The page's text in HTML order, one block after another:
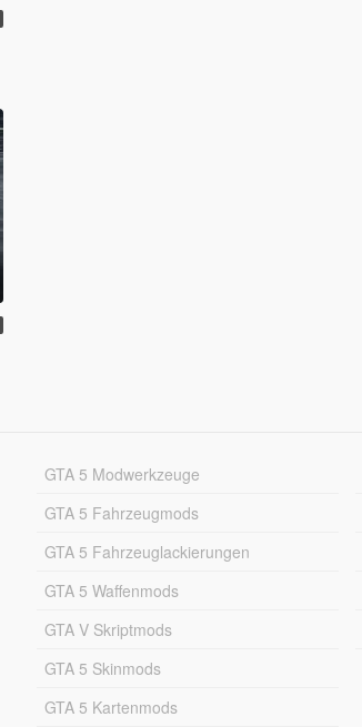
GTA 5 Modwerkzeuge
GTA 5 Fahrzeugmods
GTA 5 Fahrzeuglackierungen
GTA 5 Waffenmods
GTA V Skriptmods
GTA 5 Skinmods
GTA 5 Kartenmods